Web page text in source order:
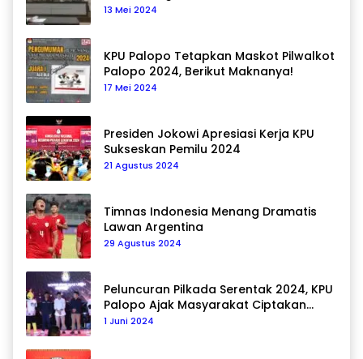
13 Mei 2024
KPU Palopo Tetapkan Maskot Pilwalkot
Palopo 2024, Berikut Maknanya!
17 Mei 2024
Presiden Jokowi Apresiasi Kerja KPU
Sukseskan Pemilu 2024
21 Agustus 2024
Timnas Indonesia Menang Dramatis
Lawan Argentina
29 Agustus 2024
Peluncuran Pilkada Serentak 2024, KPU
Palopo Ajak Masyarakat Ciptakan
Pilkada Damai
1 Juni 2024